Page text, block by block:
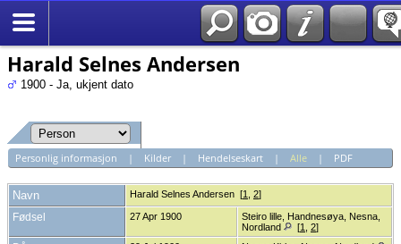
Harald Selnes Andersen
1900 - Ja, ukjent dato
Personlig informasjon | Kilder| Hendelseskart| Alle| PDF
Navn Harald Selnes Andersen [1 2]
Fødsel 27 Apr 1900
Steiro lille, Handnesøya, Nesna,
Nordland
[1 2]